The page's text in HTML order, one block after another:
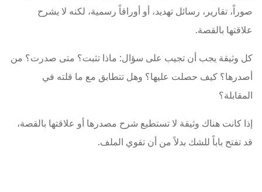
صوراً، تقارير، رسائل تهديد، أو أوراقاً رسمية، لكنه لا يشرح
علاقتها بالقصة.
كل وثيقة يجب أن تجيب على سؤال: ماذا تثبت؟ متى صدرت؟ من
أصدرها؟ كيف حصلت عليها؟ وهل تتطابق مع ما قلته في
المقابلة؟
إذا كانت هناك وثيقة لا تستطيع شرح مصدرها أو علاقتها بالقصة،
قد تفتح باباً للشك بدلاً من أن تقوي الملف.